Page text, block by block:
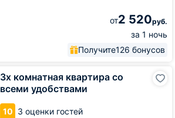
от2 520руб.
за 1 ночь
Получите126 бонусов
3х комнатная квартира со
всеми удобствами
10 3 оценки гостей